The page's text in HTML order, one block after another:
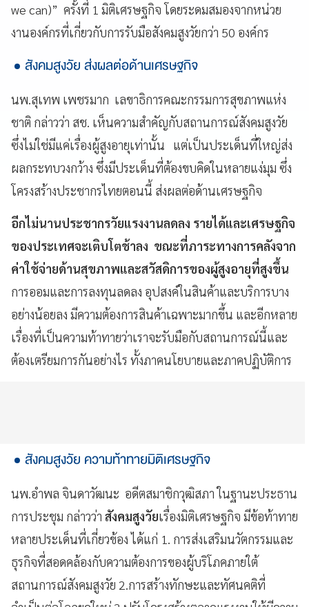
we can)” ครั้งที่ 1 มิติเศรษฐกิจ โดยระดมสมองจากหน่วย
งานองค์กรที่เกี่ยวกับการรับมือสังคมสูงวัยกว่า 50 องค์กร
สังคมสูงวัย ส่งผลต่อด้านเศรษฐกิจ
นพ.สุเทพ เพชรมาก เลขาธิการคณะกรรมการสุขภาพแห่ง
ชาติ กล่าวว่า สช. เห็นความสำคัญกับสถานการณ์สังคมสูงวัย
ซึ่งไม่ใช่มีแค่เรื่องผู้สูงอายุเท่านั้น แต่เป็นประเด็นที่ใหญ่ส่ง
ผลกระทบวงกว้าง ซึ่งมีประเด็นที่ต้องขบคิดในหลายแง่มุม ซึ่ง
โครงสร้างประชากรไทยตอนนี้ ส่งผลต่อด้านเศรษฐกิจ
อีกไม่นานประชากรวัยแรงงานลดลง รายได้และเศรษฐกิจ
ของประเทศจะเติบโตช้าลง ขณะที่ภาระทางการคลังจาก
ค่าใช้จ่ายด้านสุขภาพและสวัสดิการของผู้สูงอายุที่สูงขึ้น
การออมและการลงทุนลดลง อุปสงค์ในสินค้าและบริการบาง
อย่างน้อยลง มีความต้องการสินค้าเฉพาะมากขึ้น และอีกหลาย
เรื่องที่เป็นความท้าทายว่าเราจะรับมือกับสถานการณ์นี้และ
ต้องเตรียมการกันอย่างไร ทั้งภาคนโยบายและภาคปฏิบัติการ
สังคมสูงวัย ความท้าทายมิติเศรษฐกิจ
นพ.อำพล จินดาวัฒนะ อดีตสมาชิกวุฒิสภา ในฐานะประธาน
การประชุม กล่าวว่า สังคมสูงวัยเรื่องมิติเศรษฐกิจ มีข้อท้าทาย
หลายประเด็นที่เกี่ยวข้อง ได้แก่ 1. การส่งเสริมนวัตกรรมและ
ธุรกิจที่สอดคล้องกับความต้องการของผู้บริโภคภายใต้
สถานการณ์สังคมสูงวัย 2.การสร้างทักษะและทัศนคติที่